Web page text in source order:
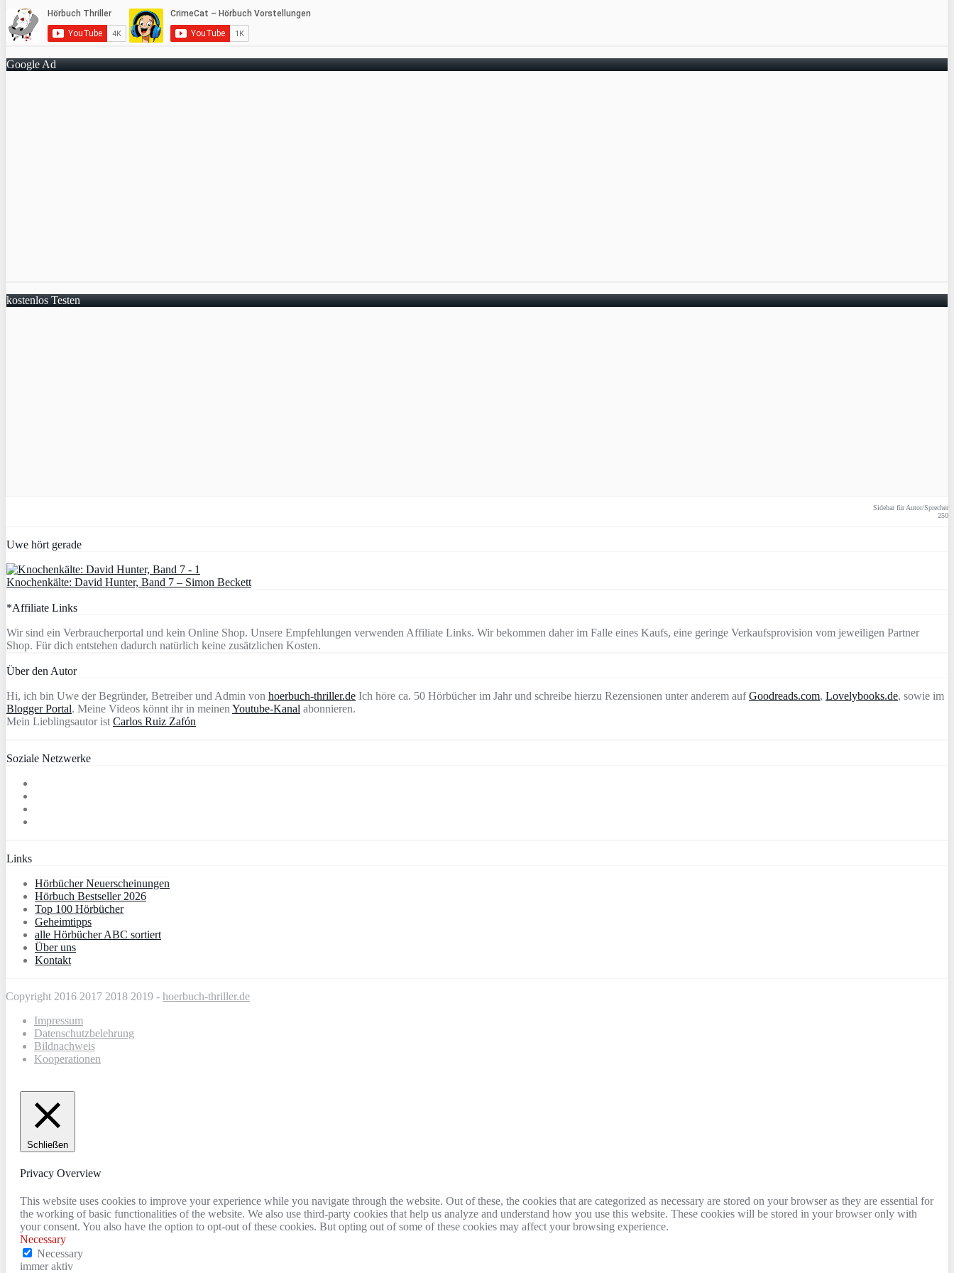
Google Ad
kostenlos Testen
Sidebar für Autor/Sprecher
250
Uwe hört gerade
Knochenkälte: David Hunter, Band 7 – Simon Beckett
*Affiliate Links
Wir sind ein Verbraucherportal und kein Online Shop. Unsere Empfehlungen verwenden Affiliate Links. Wir bekommen daher im Falle eines Kaufs, eine geringe Verkaufsprovision vom jeweiligen Partner
Shop. Für dich entstehen dadurch natürlich keine zusätzlichen Kosten.
Über den Autor
Hi, ich bin Uwe der Begründer, Betreiber und Admin von hoerbuch-thriller.de Ich höre ca. 50 Hörbücher im Jahr und schreibe hierzu Rezensionen unter anderem aufGoodreads.com, Lovelybooks.de, sowie im
Blogger Portal. Meine Videos könnt ihr in meinen Youtube-Kanal abonnieren.
Mein Lieblingsautor ist Carlos Ruiz Zafón
Soziale Netzwerke
Links
Hörbücher Neuerscheinungen
Hörbuch Bestseller 2026
Top 100 Hörbücher
Geheimtipps
alle Hörbücher ABC sortiert
Über uns
Kontakt
Copyright 2016 2017 2018 2019 - hoerbuch-thriller.de
Impressum
Datenschutzbelehrung
Bildnachweis
Kooperationen
Schließen
Privacy Overview
This website uses cookies to improve your experience while you navigate through the website. Out of these, the cookies that are categorized as necessary are stored on your browser as they are essential for
the working of basic functionalities of the website. We also use third-party cookies that help us analyze and understand how you use this website. These cookies will be stored in your browser only with
your consent. You also have the option to opt-out of these cookies. But opting out of some of these cookies may affect your browsing experience.
Necessary
Necessary
immer aktiv